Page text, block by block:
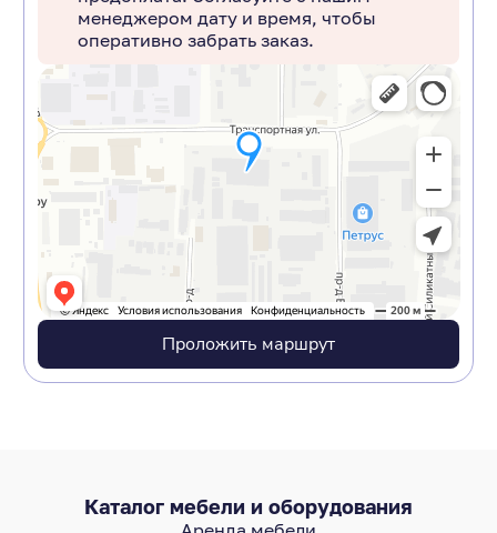
менеджером дату и время, чтобы
оперативно забрать заказ.
Проложить маршрут
Каталог мебели и оборудования